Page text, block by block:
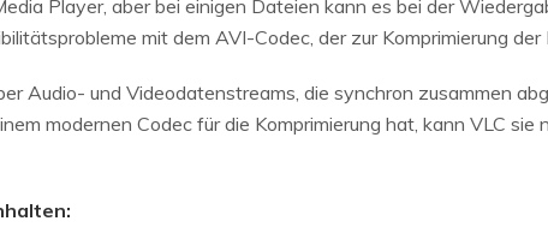
Player, aber bei einigen Dateien kann es bei der
mit dem AVI-Codec, der zur Komprimierung
Audio- und Videodatenstreams, die synchron zusammen
modernen Codec für die Komprimierung hat, kann VLC